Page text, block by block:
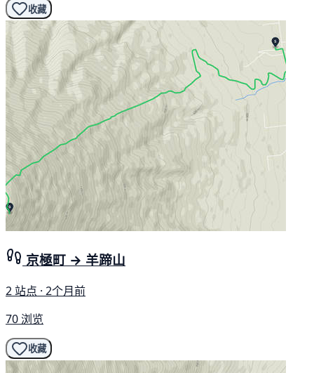
收藏
京極町 → 羊蹄山
2 站点 · 2个月前
70 浏览
收藏